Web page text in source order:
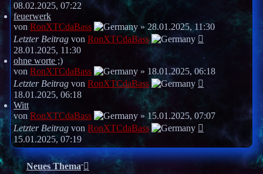
08.02.2025, 07:22
feuerwerk
von RonXTCdaBass »28.01.2025, 11:30
Letzter Beitrag von RonXTCdaBass
28.01.2025, 11:30
ohne worte ;)
von RonXTCdaBass » 18.01.2025, 06:18
Letzter Beitrag von RonXTCdaBass
18.01.2025, 06:18
Witt
von RonXTCdaBass » 15.01.2025, 07:07
Letzter Beitrag von RonXTCdaBass
15.01.2025, 07:19
Neues Thema